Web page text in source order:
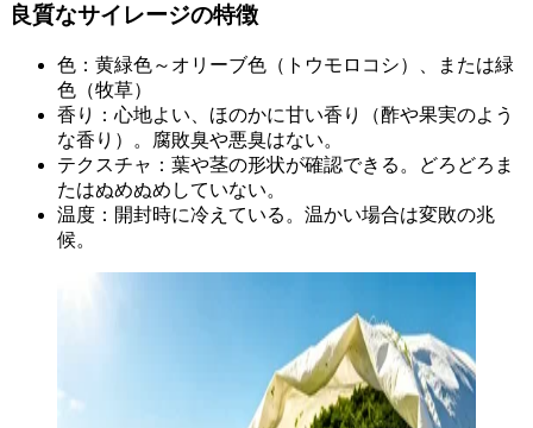
良質なサイレージの特徴
色：黄緑色～オリーブ色（トウモロコシ）、または緑
色（牧草）
香り：心地よい、ほのかに甘い香り（酢や果実のよう
な香り）。腐敗臭や悪臭はない。
テクスチャ：葉や茎の形状が確認できる。どろどろま
たはぬめぬめしていない。
温度：開封時に冷えている。温かい場合は変敗の兆
候。